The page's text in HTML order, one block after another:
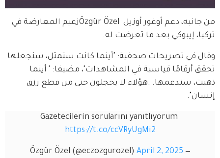
من جانبه، دعم أوغور أوزيل  Özgür Özelزعيم المعارضة في
تركيا، إيبوكي بعد ما تعرضت له.
وقال في تصريحات صحفية: "أينما كانت ستمثل، سنجعلها
تحقق أرقامًا قياسية في المشاهدات"، مضيفا: " أينما
ذهبت، سندعمها. .هؤلاء لا يخجلون حتى من قطع رزق
إنسان".
Gazetecilerin sorularını yanıtlıyorum
https://t.co/ccVRyUgMi2
— Özgür Özel (@eczozgurozel)
April 2, 2025